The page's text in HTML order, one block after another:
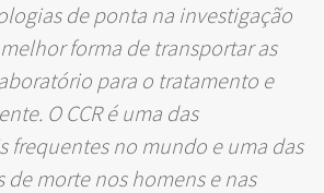
de ponta na investigação
forma de transportar as
para o tratamento e
O CCR é uma das
frequentes no mundo e uma das
de morte nos homens e nas